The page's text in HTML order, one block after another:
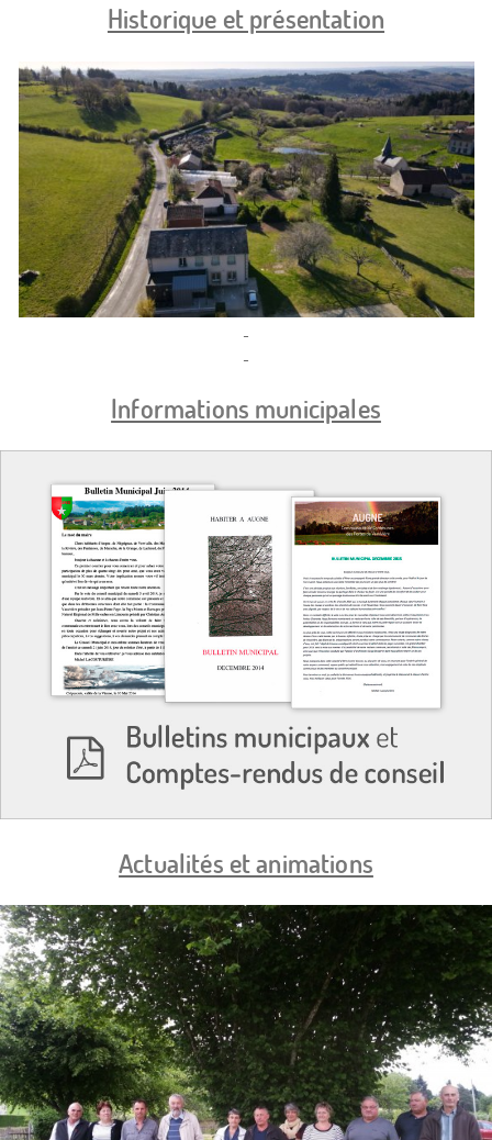
Historique et présentation
Informations municipales
Actualités et animations